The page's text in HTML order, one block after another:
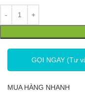
GỌI NGAY (Tư
MUA HÀNG NHANH